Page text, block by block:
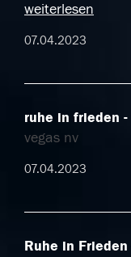
weiterlesen
07.04.2023
ruhe in frieden
vegas nv
07.04.2023
Ruhe in Frieden